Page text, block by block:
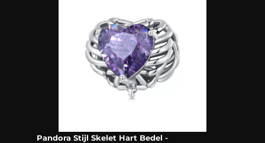
Pandora Stijl Skelet Hart Bedel -